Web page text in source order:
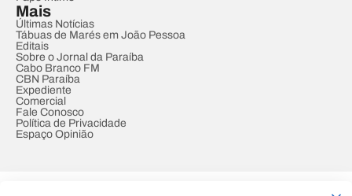
Mais
Últimas Notícias
Tábuas de Marés em João Pessoa
Editais
Sobre o Jornal da Paraíba
Cabo Branco FM
CBN Paraíba
Expediente
Comercial
Fale Conosco
Política de Privacidade
Espaço Opinião